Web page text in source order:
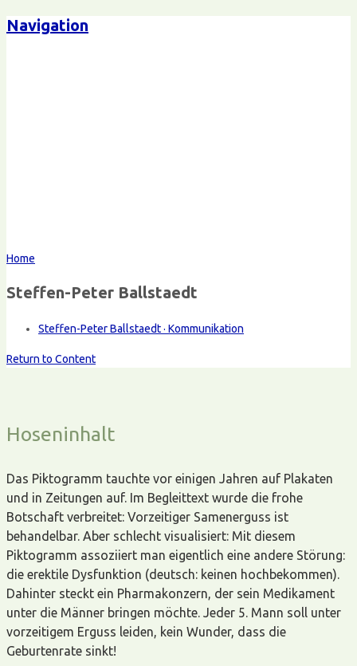
Navigation
Home
Steffen-Peter Ballstaedt
Steffen-Peter Ballstaedt · Kommunikation
Return to Content
Hoseninhalt
Das Piktogramm tauchte vor einigen Jahren auf Plakaten
und in Zeitungen auf. Im Begleittext wurde die frohe
Botschaft verbreitet: Vorzeitiger Samenerguss ist
behandelbar. Aber schlecht visualisiert: Mit diesem
Piktogramm assoziiert man eigentlich eine andere Störung:
die erektile Dysfunktion (deutsch: keinen hochbekommen).
Dahinter steckt ein Pharmakonzern, der sein Medikament
unter die Männer bringen möchte. Jeder 5. Mann soll unter
vorzeitigem Erguss leiden, kein Wunder, dass die
Geburtenrate sinkt!